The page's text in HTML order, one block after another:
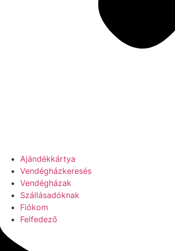
Ajándékkártya
Vendégházkeresés
Vendégházak
Szállásadóknak
Fiókom
Felfedező